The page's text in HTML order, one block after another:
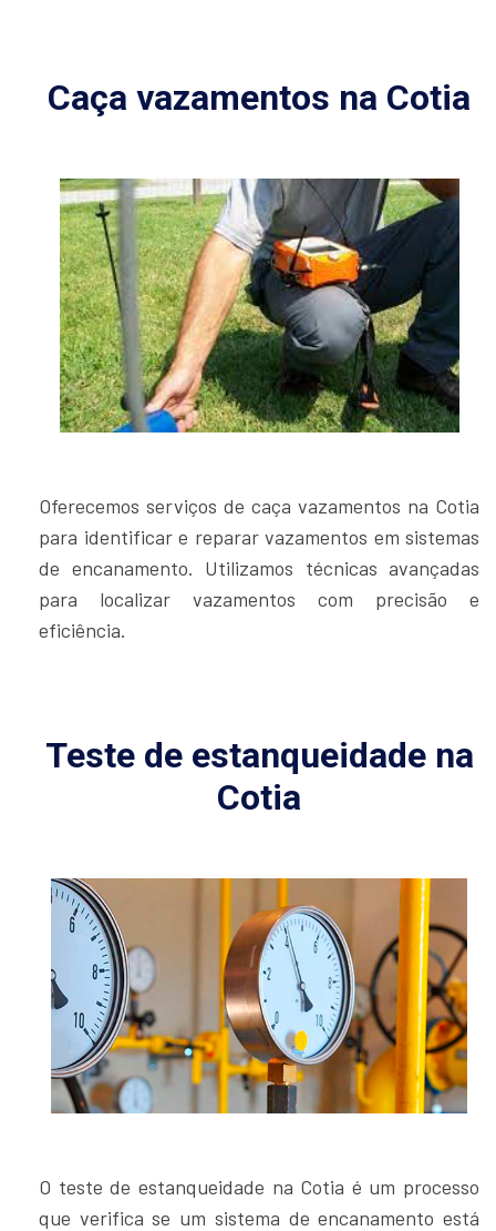
Caça vazamentos na Cotia
Oferecemos serviços de caça vazamentos na Cotia
para identificar e reparar vazamentos em sistemas
de encanamento. Utilizamos técnicas avançadas
para localizar vazamentos com precisão e
eficiência.
Teste de estanqueidade na
Cotia
O teste de estanqueidade na Cotia é um processo
que verifica se um sistema de encanamento está